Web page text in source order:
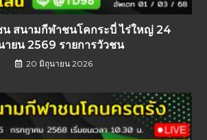
น สนามกีฬาชนโคกระบี่ ไร่ใหญ่ 24
ายน 2569 รายการวัวชน
20 มิถุนายน 2026